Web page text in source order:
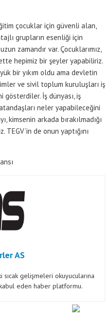
çocuklar için güvenli alan,
grupların esenliği için
zamandır var. Çocuklarımız,
hepimiz bir şeyler yapabiliriz.
bir yıkım oldu ama devletin
ve sivil toplum kuruluşları iş
İş dünyası, iş
neler yapabileceğini
kimsenin arkada bırakılmadığı
de onun yaptığını
AS
gelişmeleri okuyucularına
eden haber platformu.